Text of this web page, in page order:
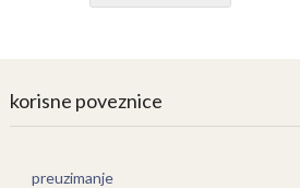
korisne poveznice
preuzimanje